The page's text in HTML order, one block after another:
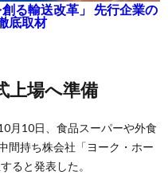
る輸送改革」 先行企業の
底取材
上場へ準備
月10日、食品スーパーや外食
間持ち株会社「ヨーク・ホー
ると発表した。